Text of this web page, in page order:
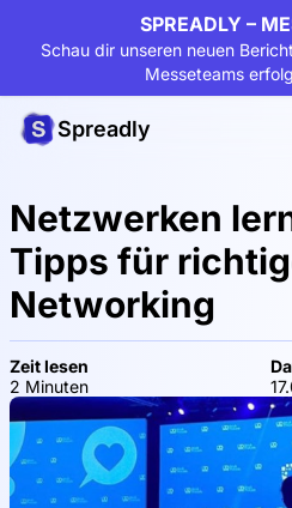
SPREADLY –
Schau dir unseren neuen
Messeteams
Spreadly
Netzwerken
Tipps für
Networking
Zeit lesen
2 Minuten